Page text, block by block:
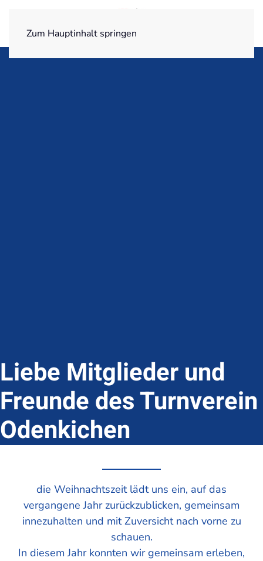
Zum Hauptinhalt springen
Liebe Mitglieder und
Freunde des Turnverein
Odenkichen
die Weihnachtszeit lädt uns ein, auf das
vergangene Jahr zurückzublicken, gemeinsam
innezuhalten und mit Zuversicht nach vorne zu
schauen.
In diesem Jahr konnten wir gemeinsam erleben,